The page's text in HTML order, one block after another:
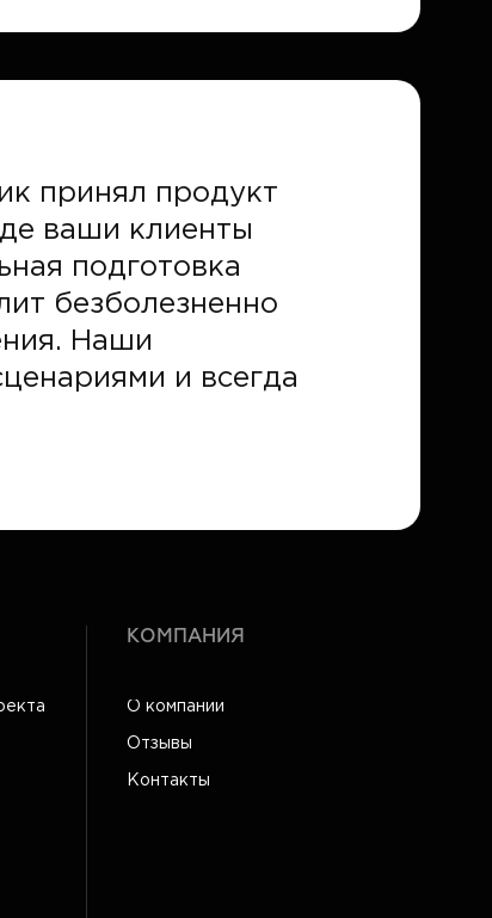
принял продукт
ваши клиенты
подготовка
безболезненно
Наши
и всегда
КОМПАНИЯ
О компании
Отзывы
Контакты